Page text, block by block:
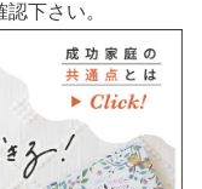
下さい。